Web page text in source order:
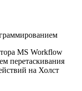
MS Workflow
перетаскивания
на Холст